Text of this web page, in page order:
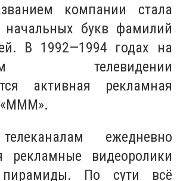
компании стала
начальных букв фамилий
В 1992—1994 годах на
телевидении
активная рекламная
ежедневно
рекламные видеоролики
пирамиды. По сути всё